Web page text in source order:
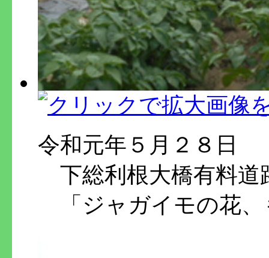
令和元年５月２８日
下総利根大橋有料道
「ジャガイモの花、